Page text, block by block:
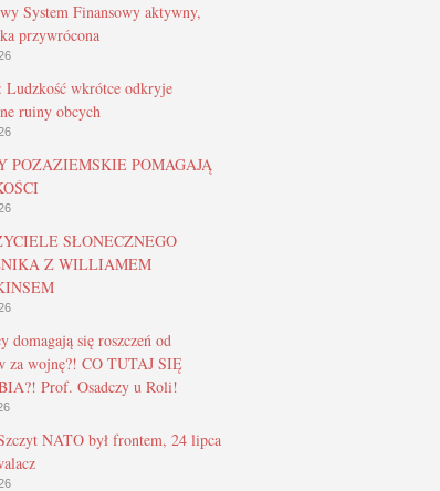
System Finansowy aktywny,
przywrócona
wkrótce odkryje
ruiny obcych
POZAZIEMSKIE POMAGAJĄ
SŁONECZNEGO
Z WILLIAMEM
domagają się roszczeń od
za wojnę?! CO TUTAJ SIĘ
Prof. Osadczy u Roli!
NATO był frontem, 24 lipca